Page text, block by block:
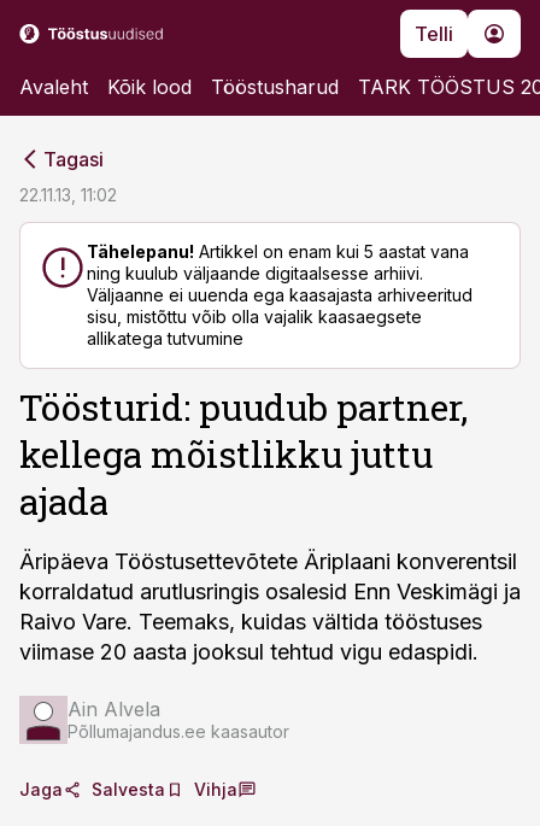
Telli
Avaleht Kõik lood Tööstusharud TARK TÖÖSTUS
Tagasi
22.11.13, 11:02
Tähelepanu! Artikkel on enam kui 5 aastat vana
ning kuulub väljaande digitaalsesse arhiivi.
Väljaanne ei uuenda ega kaasajasta arhiveeritud
sisu, mistõttu võib olla vajalik kaasaegsete
allikatega tutvumine
Töösturid: puudub partner,
kellega mõistlikku juttu
ajada
Äripäeva Tööstusettevõtete Äriplaani konverentsil
korraldatud arutlusringis osalesid Enn Veskimägi ja
Raivo Vare. Teemaks, kuidas vältida tööstuses
viimase 20 aasta jooksul tehtud vigu edaspidi.
Ain Alvela
Põllumajandus.ee kaasautor
Jaga Salvesta Vihja